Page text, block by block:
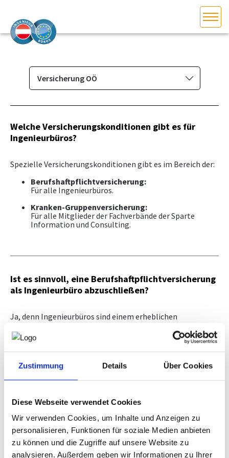
Zustimmung Details Über Cookies
Diese Webseite verwendet Cookies
Wir verwenden Cookies, um Inhalte und Anzeigen zu
personalisieren, Funktionen für soziale Medien anbieten
zu können und die Zugriffe auf unsere Website zu
analysieren. Außerdem geben wir Informationen zu Ihrer
AKTUELLES/INGOO
DAS INGENIEURBÜRO
INTERESSEN­VERTRETUNG
MITGLIEDER­VERZEICHNIS
SERVICE
KONTAKT
PRÜFING
Versicherung OÖ
Das Ingenieurbüro
Berufsbild & Gründung
Branchenrecht
Kollektivvertrag
Versicherung
Versicherung NÖ
Aon klärt auf...
Befähigungsprüfung
Ausschreibungsplattform
Leistungsbilder/Leistungsmodelle
Welche Versicherungskonditionen gibt es für
Ingenieurbüros?
Spezielle Versicherungskonditionen gibt es im Bereich der:
Berufshaftpflichtversicherung:
Für alle Ingenieurbüros.
Kranken-Gruppenversicherung:
Für alle Mitglieder der Fachverbände der Sparte
Information und Consulting.
Ist es sinnvoll, eine Berufshaftpflichtversicherung
als Ingenieurbüro abzuschließen?
Ja, denn Ingenieurbüros sind einem erheblichen
Der Abschluss einer Berufshaftpflichtversicherung wird
Pflichtversicherung für allgemein beeidete und gerichtlich
zertifizierte Sachverständige.
Ingenieurbürosmit dem Versicherungsmakler Aon Austria
GmbH ein Versicherungsprogramm für seine Mitglieder für
den Bereich Berufshaftpflichtversicherung
fürIngenieurbüros, Sachverständigentätigkeit,
Büroinhaltsversicherung, Computer- und
Messgeräteversicherung,